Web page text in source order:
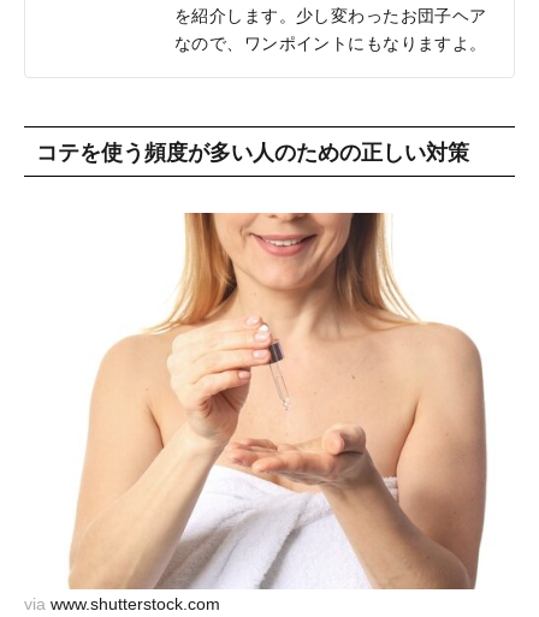
を紹介します。少し変わったお団子ヘア
なので、ワンポイントにもなりますよ。
コテを使う頻度が多い人のための正しい対策
via www.shutterstock.com